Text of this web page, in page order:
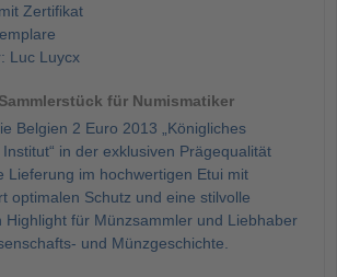
Zertifikat
Luc Luycx
für Numismatiker
Belgien 2 Euro 2013 „Königliches
in der exklusiven Prägequalität
Lieferung im hochwertigen Etui mit
optimalen Schutz und eine stilvolle
Highlight für Münzsammler und Liebhaber
und Münzgeschichte.